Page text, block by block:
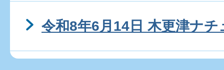
令和8年6月14日 木更津ナチ